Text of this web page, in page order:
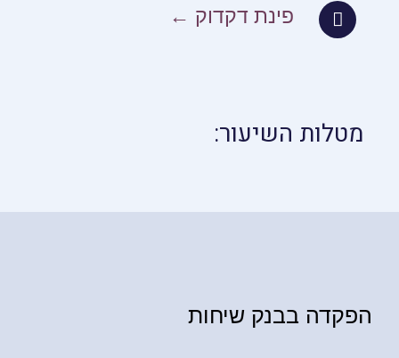
פינת דקדוק ←
מטלות השיעור:
הפקדה בבנק שיחות